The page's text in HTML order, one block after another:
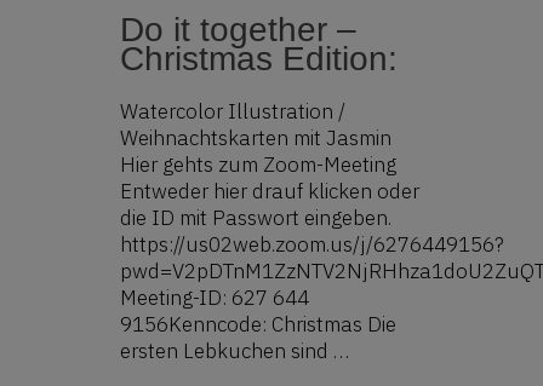
Do it together –
Christmas Edition:
Watercolor Illustration /
Weihnachtskarten mit Jasmin
Hier gehts zum Zoom-Meeting
Entweder hier drauf klicken oder
die ID mit Passwort eingeben.
https://us02web.zoom.us/j/6276449156?
Meeting-ID: 627 644
9156Kenncode: Christmas Die
ersten Lebkuchen sind …